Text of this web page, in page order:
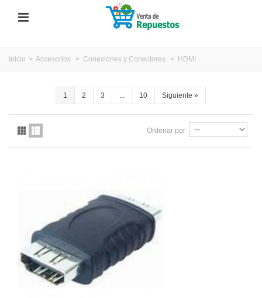
Inicio > Accesorios > Conexiones y Conectores > HDMI
1 2 3 ... 10 Siguiente »
Ordenar por